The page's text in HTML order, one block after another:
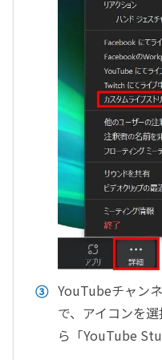
YouTubeチャン
で、アイコンを
ら「YouTube